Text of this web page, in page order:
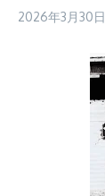
2026年3月30日